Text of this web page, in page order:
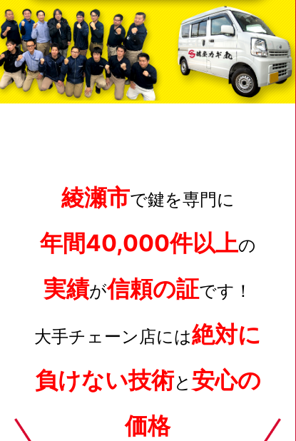
綾瀬市で鍵を専門に
年間40,000件以上の
実績が信頼の証です！
大手チェーン店には絶対に
負けない技術と 安心の
価格